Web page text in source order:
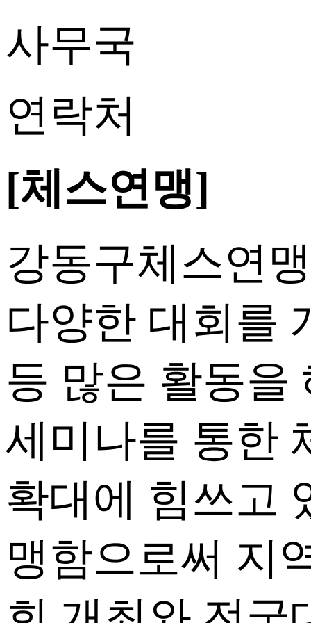
사무국
연락처
[체스연맹]
강동구체스연
다양한 대회를
등 많은 활동을
세미나를 통한
확대에 힘쓰고
맹함으로써 지